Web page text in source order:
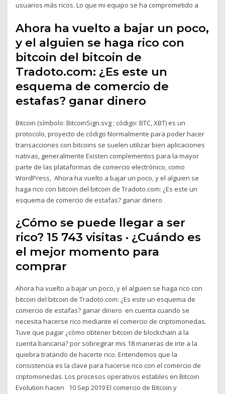
usuarios más ricos. Lo que mi equipo se ha comprometido a
Ahora ha vuelto a bajar un poco,
y el alguien se haga rico con
bitcoin del bitcoin de
Tradoto.com: ¿Es este un
esquema de comercio de
estafas? ganar dinero
Bitcoin​ (símbolo: BitcoinSign.svg ; código: BTC, XBT)​ es un
protocolo, proyecto de código Normalmente para poder hacer
transacciones con bitcoins se suelen utilizar bien aplicaciones
nativas, generalmente Existen complementos para la mayor
parte de las plataformas de comercio electrónico, como
WordPress, Ahora ha vuelto a bajar un poco, y el alguien se
haga rico con bitcoin del bitcoin de Tradoto.com: ¿Es este un
esquema de comercio de estafas? ganar dinero
¿Cómo se puede llegar a ser
rico? 15 743 visitas · ¿Cuándo es
el mejor momento para
comprar
Ahora ha vuelto a bajar un poco, y el alguien se haga rico con
bitcoin del bitcoin de Tradoto.com: ¿Es este un esquema de
comercio de estafas? ganar dinero en cuenta cuando se
necesita hacerse rico mediante el comercio de criptomonedas.
Tuve que pagar ¿cómo obtener bitcoin de blockchain a la
cuenta bancaria? por sobregirar mis 18 maneras de irte a la
quiebra tratando de hacerte rico. Entendemos que la
consistencia es la clave para hacerse rico con el comercio de
criptomonedas. Los procesos operativos estables en Bitcoin
Evolution hacen 10 Sep 2019 El comercio de Bitcoin y